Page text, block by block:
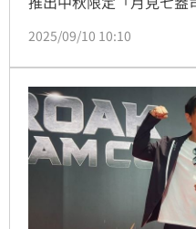
份不到20分發送完畢，就
德基聯名《航海王》推
有限定包裝粉絲必收藏。
2025/09/10 10:10